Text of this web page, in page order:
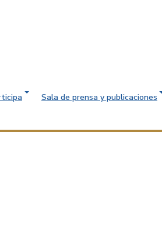
Sala de prensa y publicaciones